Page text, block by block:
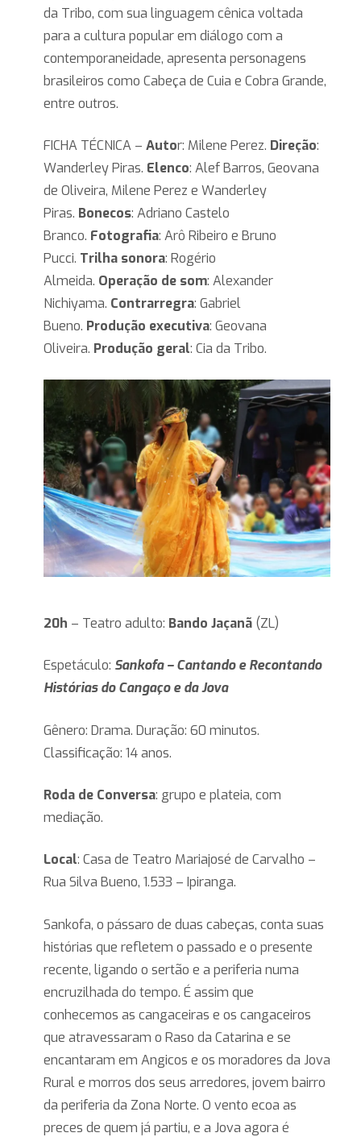
da Tribo, com sua linguagem cênica voltada
para a cultura popular em diálogo com a
contemporaneidade, apresenta personagens
brasileiros como Cabeça de Cuia e Cobra Grande,
entre outros.
FICHA TÉCNICA – Autor: Milene Perez. Direção:
Wanderley Piras. Elenco: Alef Barros, Geovana
de Oliveira, Milene Perez e Wanderley
Piras. Bonecos: Adriano Castelo
Branco. Fotografia: Arô Ribeiro e Bruno
Pucci. Trilha sonora: Rogério
Almeida. Operação de som: Alexander
Nichiyama. Contrarregra: Gabriel
Bueno. Produção executiva: Geovana
Oliveira. Produção geral: Cia da Tribo.
20h – Teatro adulto: Bando Jaçanã (ZL)
Espetáculo: Sankofa – Cantando e Recontando
Histórias do Cangaço e da Jova
Gênero: Drama. Duração: 60 minutos.
Classificação: 14 anos.
Roda de Conversa: grupo e plateia, com
mediação.
Local: Casa de Teatro Mariajosé de Carvalho –
Rua Silva Bueno, 1.533 – Ipiranga.
Sankofa, o pássaro de duas cabeças, conta suas
histórias que refletem o passado e o presente
recente, ligando o sertão e a periferia numa
encruzilhada do tempo. É assim que
conhecemos as cangaceiras e os cangaceiros
que atravessaram o Raso da Catarina e se
encantaram em Angicos e os moradores da Jova
Rural e morros dos seus arredores, jovem bairro
da periferia da Zona Norte. O vento ecoa as
preces de quem já partiu, e a Jova agora é